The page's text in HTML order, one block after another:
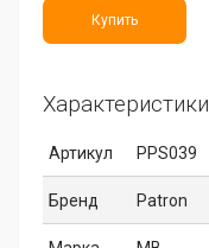
Купить
Характеристики
Артикул PPS039
Бренд Patron